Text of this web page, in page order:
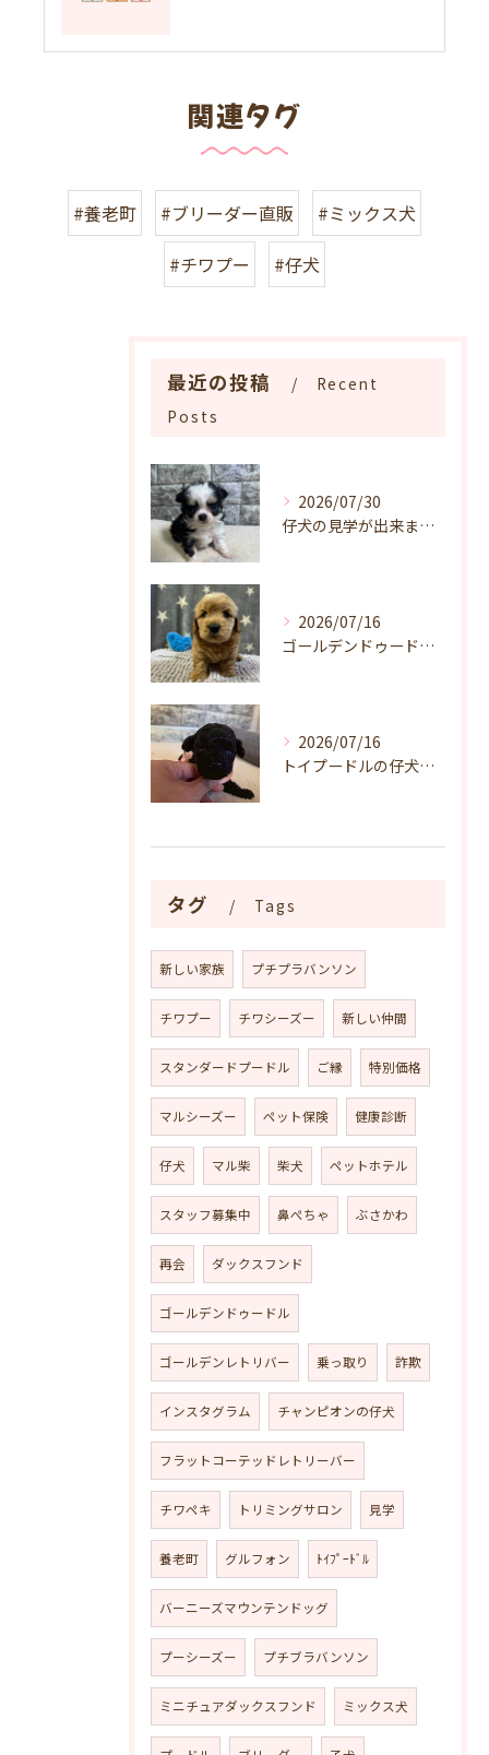
関連タグ
#養老町 #ブリーダー直販
#ミックス犬
#チワプー
#仔犬
最近の投稿
Recent
Posts
2026/07/30
仔犬の見学が出来ます🐶岐阜県養老町のブリーダーワンダフルパピーです。
2026/07/16
ゴールデンドゥードルの仔犬の見学が出来ます🐶🐶🐶岐阜県養老町のブリーダーワンダフルパピーです。
2026/07/16
トイプードルの仔犬のお目目があいたよ👀🐶岐阜県養老町のブリーダーワンダフルパピーです。
タグ Tags
新しい家族 プチプラバンソン
チワプー チワシーズー 新しい仲間
スタンダードプードル ご縁 特別価格
マルシーズー ペット保険 健康診断
仔犬 マル柴 柴犬 ペットホテル
スタッフ募集中 鼻ぺちゃ ぶさかわ
再会 ダックスフンド
ゴールデンドゥードル
ゴールデンレトリバー 乗っ取り 詐欺
インスタグラム チャンピオンの仔犬
フラットコーテッドレトリーバー
チワペキ トリミングサロン 見学
養老町 グルフォン ﾄｲﾌﾟｰﾄﾞﾙ
バーニーズマウンテンドッグ
プーシーズー プチブラバンソン
ミニチュアダックスフンド ミックス犬